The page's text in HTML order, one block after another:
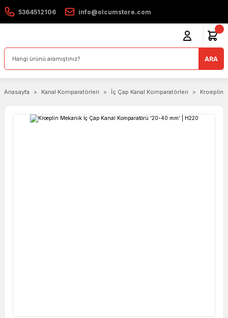
5364512106 info@olcumstore.com
ARA
Anasayfa Kanal Komparatörleri İç Çap Kanal Komparatörleri Kroeplin